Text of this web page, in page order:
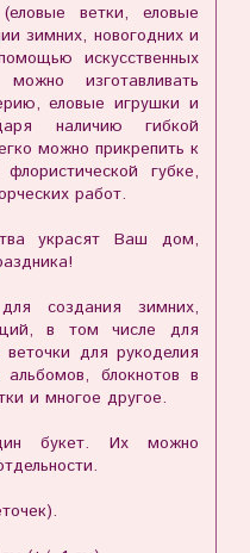
ветки, еловые
зимних, новогодних и
искусственных
изготавливать
еловые игрушки и
наличию гибкой
можно прикрепить к
губке,
работ.
украсят Ваш дом,
создания зимних,
в том числе для
для рукоделия
блокнотов в
и многое другое.
букет. Их можно